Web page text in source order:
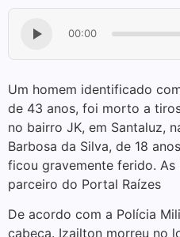
00:00
Um homem identificado
de 43 anos, foi morto a
no bairro JK, em Santaluz,
Barbosa da Silva, de 18
ficou gravemente ferido.
parceiro do Portal Raízes
De acordo com a Polícia
cabeça. Izailton morreu no